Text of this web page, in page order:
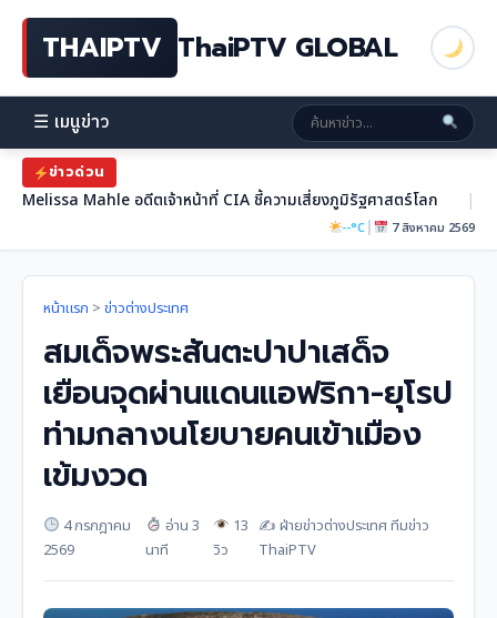
THAIPTV ThaiPTV GLOBAL
☰ เมนูข่าว
ข่าวด่วน
Melissa Mahle อดีตเจ้าหน้าที่ CIA ชี้ความเสี่ยงภูมิรัฐศาสตร์โลก |
--°C| 7 สิงหาคม 2569
หน้าแรก > ข่าวต่างประเทศ
สมเด็จพระสันตะปาปาเสด็จ
เยือนจุดผ่านแดนแอฟริกา-ยุโรป
ท่ามกลางนโยบายคนเข้าเมือง
เข้มงวด
4 กรกฎาคม
2569
อ่าน 3
นาที
13
วิว
✍️ ฝ่ายข่าวต่างประเทศ ทีมข่าว
ThaiPTV